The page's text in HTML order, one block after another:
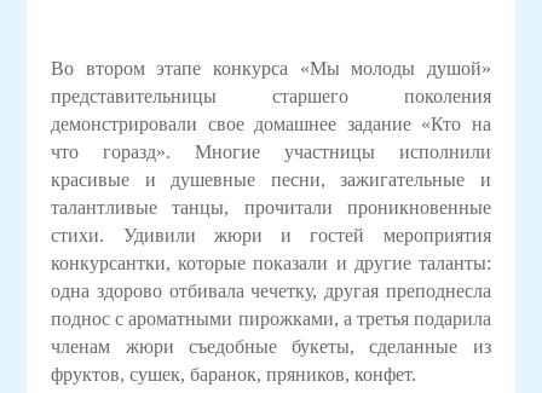
Во втором этапе конкурса «Мы молоды душой»
представительницы старшего поколения
демонстрировали свое домашнее задание «Кто на
что горазд». Многие участницы исполнили
красивые и душевные песни, зажигательные и
талантливые танцы, прочитали проникновенные
стихи. Удивили жюри и гостей мероприятия
конкурсантки, которые показали и другие таланты:
одна здорово отбивала чечетку, другая преподнесла
поднос с ароматными пирожками, а третья подарила
членам жюри съедобные букеты, сделанные из
фруктов, сушек, баранок, пряников, конфет.